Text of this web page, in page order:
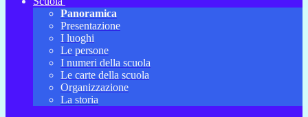
Panoramica
Presentazione
I luoghi
Le persone
I numeri della scuola
Le carte della scuola
Organizzazione
La storia